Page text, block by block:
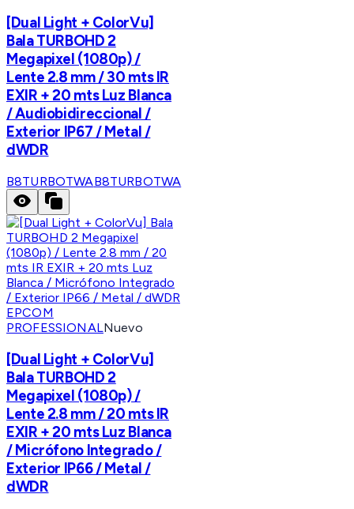
[Dual Light + ColorVu]
Bala TURBOHD 2
Megapixel (1080p) /
Lente 2.8 mm / 30 mts IR
EXIR + 20 mts Luz Blanca
/ Audiobidireccional /
Exterior IP67 / Metal /
dWDR
B8TURBOTWAB8TURBOTWA
EPCOM
PROFESSIONALNuevo
[Dual Light + ColorVu]
Bala TURBOHD 2
Megapixel (1080p) /
Lente 2.8 mm / 20 mts IR
EXIR + 20 mts Luz Blanca
/ Micrófono Integrado /
Exterior IP66 / Metal /
dWDR